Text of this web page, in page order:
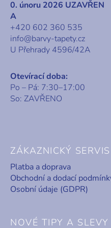
0. únoru 2026 UZAVŘEN
A
+420 602 360 535
info@barvy-tapety.cz
U Přehrady 4596/42A
Otevírací doba:
Po – Pá: 7:30–17:00
So: ZAVŘENO
ZÁKAZNICKÝ SERVIS
Platba a doprava
Obchodní a dodací
Osobní údaje (GDPR)
NOVÉ TIPY A SLEVY